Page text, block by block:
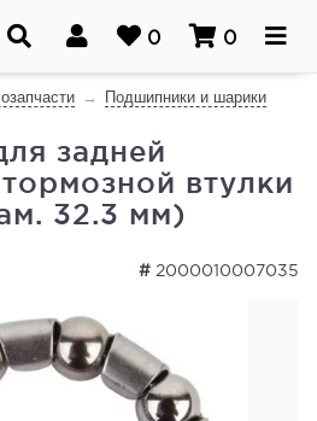
0 0
Подшипники и шарики
задней
втулки
32.3 мм)
# 2000010007035